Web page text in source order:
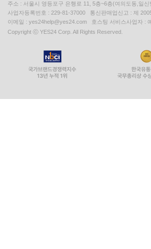
주소 : 서울시 영등포구 은행로 11, 5층~6층(여의도동,일신
사업자등록번호 : 229-81-37000 통신판매업신고 : 제
이메일 : yes24help@yes24.com 호스팅 서비스사업자 :
Copyright ⓒ YES24 Corp. All Rights Reserved.